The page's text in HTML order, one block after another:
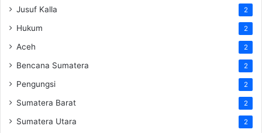
Jusuf Kalla 2
Hukum 2
Aceh 2
Bencana Sumatera 2
Pengungsi 2
Sumatera Barat 2
Sumatera Utara 2